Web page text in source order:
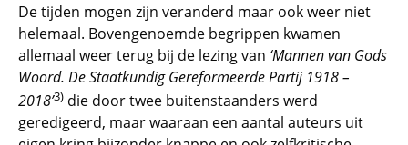
De tijden mogen zijn veranderd maar ook weer niet
helemaal. Bovengenoemde begrippen kwamen
allemaal weer terug bij de lezing van ‘Mannen van Gods
Woord. De Staatkundig Gereformeerde Partij 1918 –
2018’3) die door twee buitenstaanders werd
geredigeerd, maar waaraan een aantal auteurs uit